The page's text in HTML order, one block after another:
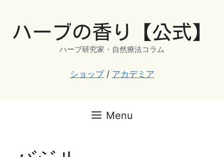
ハーブの香り【公式】
ハーブ研究家・自然療法コラム
ショップ/ アカデミア
Menu